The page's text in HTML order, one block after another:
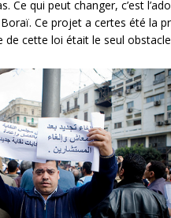
Ce qui peut changer, c’est
Ce projet a certes été la
de cette loi était le seul